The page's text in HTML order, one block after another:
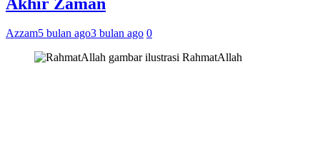
Azzam5 bulan ago3 bulan ago 0
gambar ilustrasi RahmatAllah